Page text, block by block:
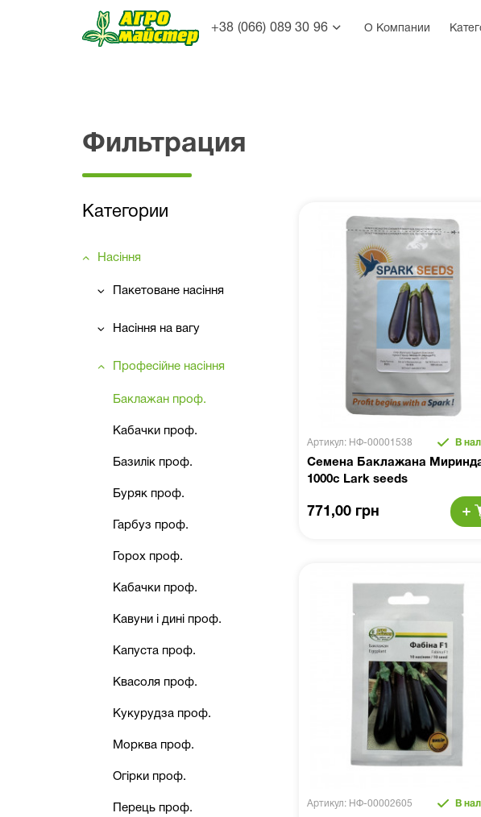
+38 (066) 089 30 96 О Компании
Фильтрация
Категории
Насіння
Пакетоване насіння
Насіння на вагу
Професійне насіння
Баклажан проф.
Кабачки проф.
Базилік проф.
Буряк проф.
Гарбуз проф.
Горох проф.
Кабачки проф.
Кавуни і дині проф.
Капуста проф.
Квасоля проф.
Кукурудза проф.
Морква проф.
Огірки проф.
Перець проф.
Артикул: НФ-00001538 В
Семена Баклажана
1000с Lark seeds
771,00 грн
Артикул: НФ-00002605 В